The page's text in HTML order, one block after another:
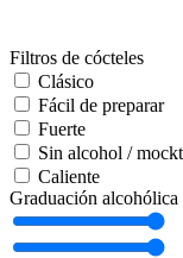
Filtros de cócteles
Clásico
Fácil de preparar
Fuerte
Sin alcohol /
Caliente
Graduación alcohólica